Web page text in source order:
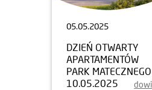
05.05.2025
DZIEŃ OTWARTY
APARTAMENTÓW
PARK MATECZNEGO
10.05.2025